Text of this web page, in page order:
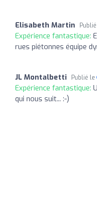
Elisabeth Martin
Expérience fantastique:
rues piétonnes équipe
JL Montalbetti Publié le
Expérience fantastique:
qui nous suit... :-)